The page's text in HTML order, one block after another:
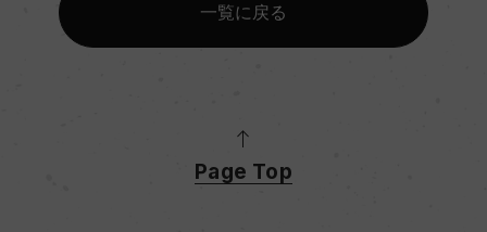
一覧に戻る
Page Top